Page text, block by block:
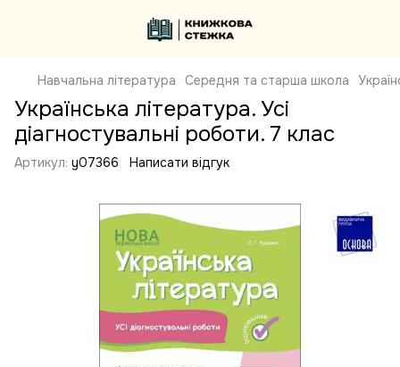
Навчальна література Середня та старша школа
Українська література. Усі
діагностувальні роботи. 7 клас
Артикул: y07366 Написати відгук